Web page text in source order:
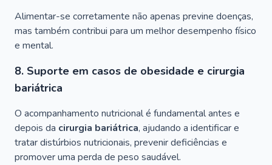
Alimentar-se corretamente não apenas previne doenças,
mas também contribui para um melhor desempenho físico
e mental.
8. Suporte em casos de obesidade e cirurgia
bariátrica
O acompanhamento nutricional é fundamental antes e
depois da cirurgia bariátrica, ajudando a identificar e
tratar distúrbios nutricionais, prevenir deficiências e
promover uma perda de peso saudável.